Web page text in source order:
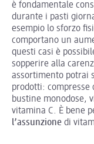
è fondamentale
durante i pasti
esempio lo sforzo
comportano un
questi casi è
sopperire alla
assortimento potrai
prodotti: compresse
bustine monodose,
vitamina C. È bene
l’assunzione di